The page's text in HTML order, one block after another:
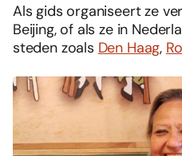
Als gids organiseert ze
Beijing, of als ze in
steden zoals Den Haag,